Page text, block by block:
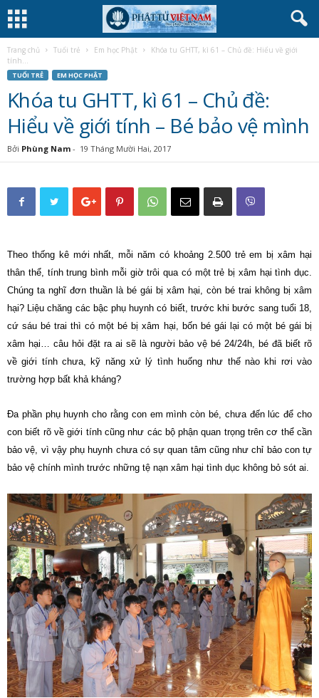
Trang chủ Tuổi trẻ Em học Phật
Khóa tu GHTT, kì 61 – Chủ đề: Hiểu về giới
tính...
TUỔI TRẺ EM HỌC PHẬT
Khóa tu GHTT, kì 61 – Chủ đề:
Hiểu về giới tính – Bé bảo vệ mình
Bởi Phùng Nam - 19 Tháng Mười Hai, 2017
Theo thống kê mới nhất, mỗi năm có khoảng 2.500 trẻ em bị xâm hại
thân thể, tính trung bình mỗi giờ trôi qua có một trẻ bị xâm hại tình dục.
Chúng ta nghĩ đơn thuần là bé gái bị xâm hại, còn bé trai không bị xâm
hại? Liệu chăng các bậc phụ huynh có biết, trước khi bước sang tuổi 18,
cứ sáu bé trai thì có một bé bị xâm hại, bốn bé gái lại có một bé gái bị
xâm hại… câu hỏi đặt ra ai sẽ là người bảo vệ bé 24/24h, bé đã biết rõ
về giới tính chưa, kỹ năng xử lý tình huống như thế nào khi rơi vào
trường hợp bất khả kháng?
Đa phần phụ huynh cho rằng con em mình còn bé, chưa đến lúc để cho
con biết rõ về giới tính cũng như các bộ phận quan trọng trên cơ thể cần
bảo vệ, vì vậy phụ huynh chưa có sự quan tâm cũng như chỉ bảo con tự
bảo vệ chính mình trước những tệ nạn xâm hại tình dục không bỏ sót ai.